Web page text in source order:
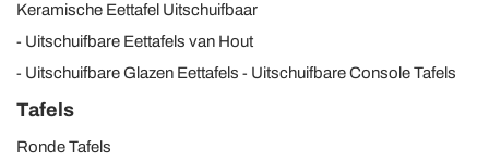
Keramische Eettafel Uitschuifbaar
Uitschuifbare Eettafels van Hout
Uitschuifbare Glazen Eettafels
Uitschuifbare Console Tafels
Tafels
Ronde Tafels